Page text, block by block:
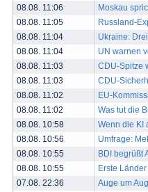
08.08. 11:06
Moskau
08.08. 11:05
Russland-
08.08. 11:04
Ukraine:
08.08. 11:04
UN warnen
08.08. 11:03
CDU-Spitze
08.08. 11:03
CDU-
08.08. 11:02
EU-
08.08. 11:02
Was tut die
08.08. 10:58
Wenn die KI
08.08. 10:56
Umfrage:
08.08. 10:55
BDI begrüßt
08.08. 10:55
Erste
07.08. 22:36
Auge um